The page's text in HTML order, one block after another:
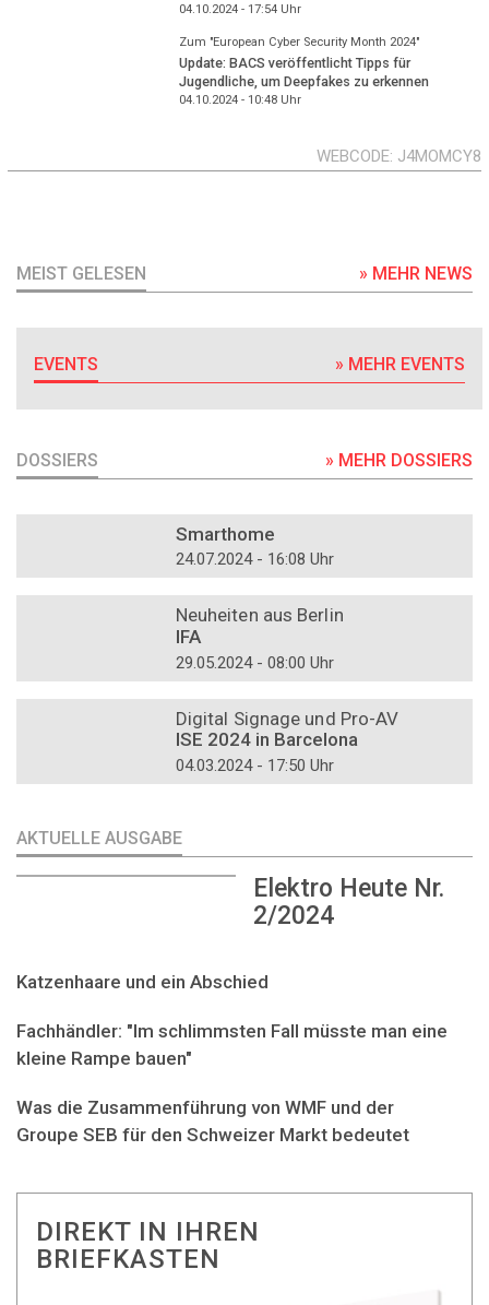
04.10.2024 - 17:54Uhr
Zum "European Cyber Security Month 2024"
Update: BACS veröffentlicht Tipps für
Jugendliche, um Deepfakes zu erkennen
04.10.2024 - 10:48Uhr
WEBCODE J4MOMCY8
MEIST GELESEN » MEHR NEWS
EVENTS » MEHR EVENTS
DOSSIERS » MEHR DOSSIERS
Smarthome
24.07.2024 - 16:08 Uhr
Neuheiten aus Berlin
IFA
29.05.2024 - 08:00 Uhr
Digital Signage und Pro-AV
ISE 2024 in Barcelona
04.03.2024 - 17:50 Uhr
AKTUELLE AUSGABE
Elektro Heute Nr.
2/2024
Katzenhaare und ein Abschied
Fachhändler: "Im schlimmsten Fall müsste man eine
kleine Rampe bauen"
Was die Zusammenführung von WMF und der
Groupe SEB für den Schweizer Markt bedeutet
DIREKT IN IHREN
BRIEFKASTEN